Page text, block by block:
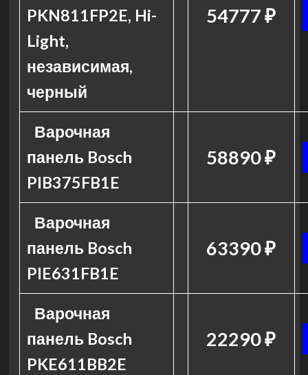
PKN811FP2E, Hi-
Light,
независимая,
черный
54777 ₽
Варочная
панель Bosch
PIB375FB1E
58890 ₽
Варочная
панель Bosch
PIE631FB1E
63390 ₽
Варочная
панель Bosch
PKE611BB2E
22290 ₽